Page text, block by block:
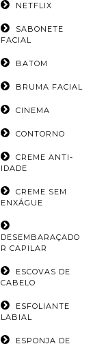
NETFLIX
SABONETE
FACIAL
BATOM
BRUMA FACIAL
CINEMA
CONTORNO
CREME ANTI-
IDADE
CREME SEM
ENXÁGUE
DESEMBARAÇADO
R CAPILAR
ESCOVAS DE
CABELO
ESFOLIANTE
LABIAL
ESPONJA DE